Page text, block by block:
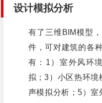
设计模拟分析
有了三维BIM模型
件，可对建筑的各
有：1）室外风环
拟；3）小区热环境
声模拟分析；5）室